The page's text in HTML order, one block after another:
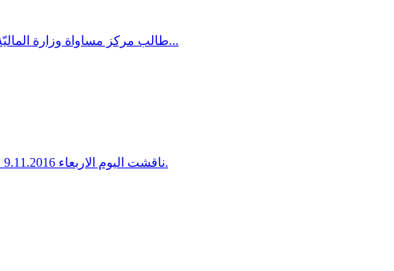
طالب مركز مساواة وزارة الماليّة بتخصيص 6.4 مليارات شيكل من ميزانيّة 2017 لتطوير البنى التحتية وسدّ الفجوات في تخصيص الميزانيات العادلة، وذلك خلال اجتماع...
ناقشت اليوم الاربعاء 9.11.2016 لجنة حقوق اﻻنسان في البرلمان اﻻوروبي وبمبادرة مركز مساواة سياسة هدم القرى والمنازل من قبل الحكومة الاسرائيلية في النقب.